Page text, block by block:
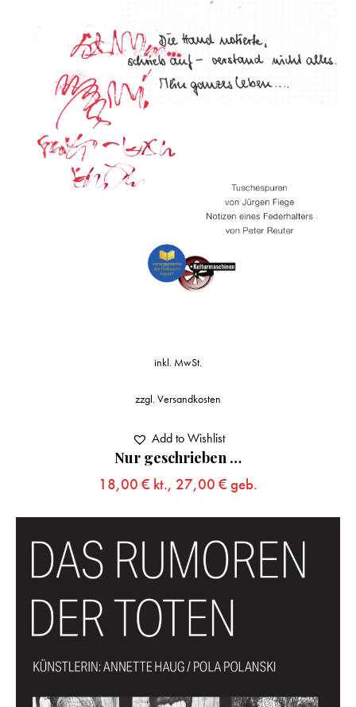
Nur geschrieben …
18,00 € kt., 27,00 € geb.
inkl. MwSt.
zzgl.Versandkosten
Add to Wishlist